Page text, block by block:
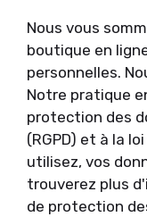
Nous vous
boutique en
personnelles.
Notre pratique
protection des
(RGPD) et à la
utilisez, vos
trouverez plus
de protection